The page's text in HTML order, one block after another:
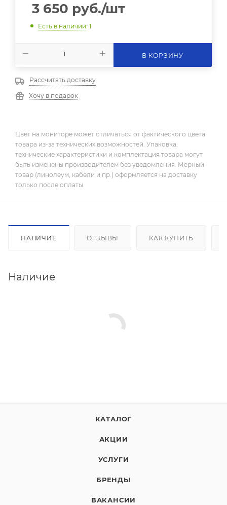
3 650 руб./шт
Есть в наличии: 1
В КОРЗИНУ
Рассчитать доставку
Хочу в подарок
Цвет на мониторе может отличаться от фактического цвета
товара из-за технических возможностей. Упаковка,
технические характеристики и комплектация товара могут
быть изменены производителем без уведомления. Мерный
товар (линолеум, кабели и пр.) оформляется на доставку
только после оплаты.
НАЛИЧИЕ ОТЗЫВЫ КАК КУПИТЬ
Наличие
КАТАЛОГ
АКЦИИ
УСЛУГИ
БРЕНДЫ
ВАКАНСИИ